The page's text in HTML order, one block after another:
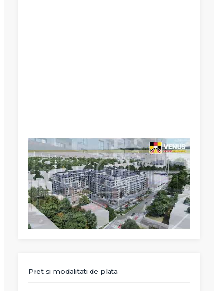
Pret si modalitati de plata
Vreau sa fiu contactat
Nume
Telefon